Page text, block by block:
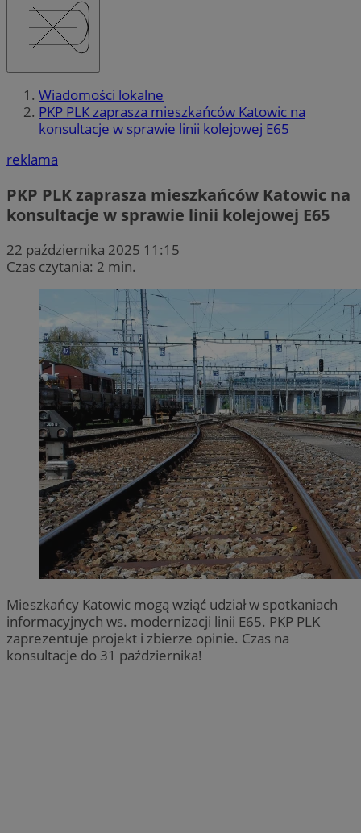
Wiadomości lokalne
PKP PLK zaprasza mieszkańców Katowic na
konsultacje w sprawie linii kolejowej E65
reklama
PKP PLK zaprasza mieszkańców Katowic na
konsultacje w sprawie linii kolejowej E65
22 października 2025 11:15
Czas czytania: 2 min.
Mieszkańcy Katowic mogą wziąć udział w spotkaniach
informacyjnych ws. modernizacji linii E65. PKP PLK
zaprezentuje projekt i zbierze opinie. Czas na
konsultacje do 31 października!